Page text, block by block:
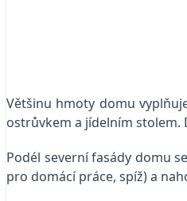
Většinu hmoty domu
ostrůvkem a jídelním stolem.
Podél severní fasády domu
pro domácí práce, spíž) a